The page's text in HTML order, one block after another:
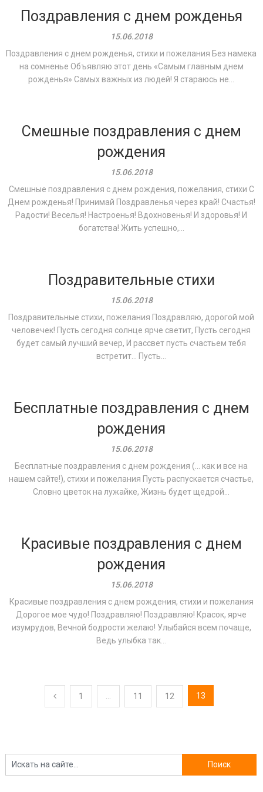
Поздравления с днем рожденья
15.06.2018
Поздравления с днем рожденья, стихи и пожелания Без намека
на сомненье Объявляю этот день «Самым главным днем
рожденья» Самых важных из людей! Я стараюсь не...
Смешные поздравления с днем
рождения
15.06.2018
Смешные поздравления с днем рождения, пожелания, стихи С
Днем рожденья! Принимай Поздравленья через край! Счастья!
Радости! Веселья! Настроенья! Вдохновенья! И здоровья! И
богатства! Жить успешно,...
Поздравительные стихи
15.06.2018
Поздравительные стихи, пожелания Поздравляю, дорогой мой
человечек! Пусть сегодня солнце ярче светит, Пусть сегодня
будет самый лучший вечер, И рассвет пусть счастьем тебя
встретит… Пусть...
Бесплатные поздравления с днем
рождения
15.06.2018
Бесплатные поздравления с днем рождения (… как и все на
нашем сайте!), стихи и пожелания Пусть распускается счастье,
Словно цветок на лужайке, Жизнь будет щедрой...
Красивые поздравления с днем
рождения
15.06.2018
Красивые поздравления с днем рождения, стихи и пожелания
Дорогое мое чудо! Поздравляю! Поздравляю! Красок, ярче
изумрудов, Вечной бодрости желаю! Улыбайся всем почаще,
Ведь улыбка так...
Навигация
1 11 12 13